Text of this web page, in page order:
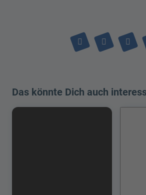
Das könnte Dich auch